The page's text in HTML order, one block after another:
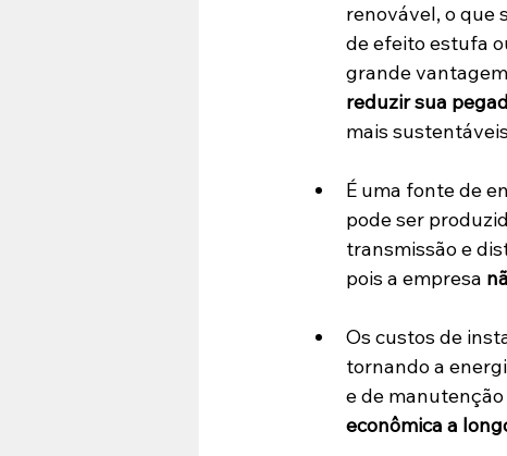
renovável, o que
de efeito estufa
grande
reduzir sua
mais
É uma fonte de
pode ser
transmissão e
pois a empresa
Os custos de
tornando a
e de
econômica a